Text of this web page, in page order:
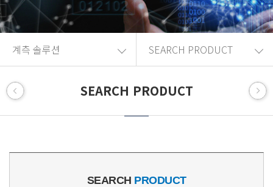
계측 솔루션 SEARCH PRODUCT
SEARCH PRODUCT
SEARCH PRODUCT